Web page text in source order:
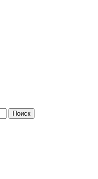
Поиск